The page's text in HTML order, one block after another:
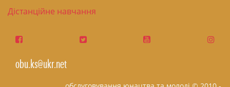
Дістанційне навчання
obu.ks@ukr.net